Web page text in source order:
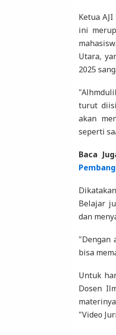
Ketua
ini
Utara,
2025
turut
akan
seperti
Baca
Belajar
dan
"Dengan
bisa
Untuk
Dosen
"Video